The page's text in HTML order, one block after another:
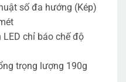
số đa hướng (Kép)
chỉ báo chế độ
trọng lượng 190g